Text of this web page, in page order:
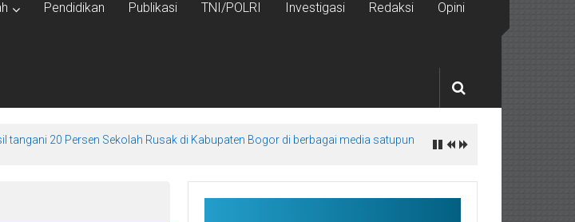
Pendidikan Publikasi TNI/POLRI Investigasi Redaksi Opini
tangani 20 Persen Sekolah Rusak di Kabupaten Bogor di berbagai media satupun